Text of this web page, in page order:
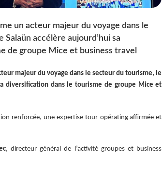
un acteur majeur du voyage dans le
accélère aujourd’hui sa
de groupe Mice et business travel
majeur du voyage dans le secteur du tourisme, le
diversification dans le tourisme de groupe Mice et
renforcée, une expertise tour-opérating affirmée et
, directeur général de l’activité groupes et business